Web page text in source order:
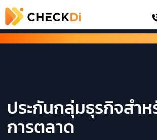
ประกันกลุ่มธุรกิจสำ
การตลาด